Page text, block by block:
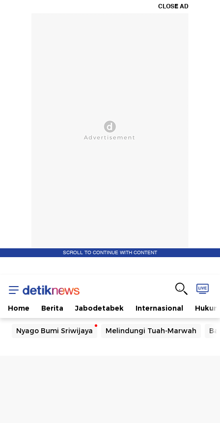
CLOSE AD
SCROLL TO CONTINUE WITH CONTENT
Home Berita Jabodetabek Internasional Hukum
Nyago Bumi Sriwijaya Melindungi Tuah-Marwah